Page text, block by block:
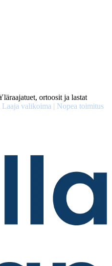
ortoosit ja lastat
Laaja valikoima | Nopea toimitus